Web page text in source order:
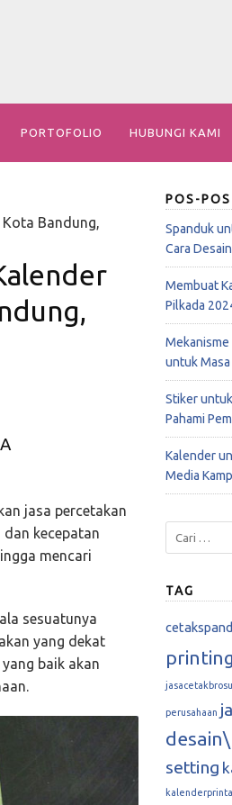
PORTOFOLIO HUBUNGI KAMI
Bandung,
jasa percetakan
kecepatan
mencari
sesuatunya
yang dekat
baik akan
POS-
Spanduk
Cara
Membuat
Pilkada
Mekanisme
untuk
Stiker
Pahami
Kalender
Media
TAG
perusahaan
desain\
setting